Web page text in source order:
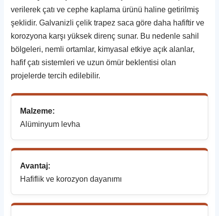
verilerek çatı ve cephe kaplama ürünü haline getirilmiş
şeklidir. Galvanizli çelik trapez saca göre daha hafiftir ve
korozyona karşı yüksek direnç sunar. Bu nedenle sahil
bölgeleri, nemli ortamlar, kimyasal etkiye açık alanlar,
hafif çatı sistemleri ve uzun ömür beklentisi olan
projelerde tercih edilebilir.
Malzeme:
Alüminyum levha
Avantaj:
Hafiflik ve korozyon dayanımı